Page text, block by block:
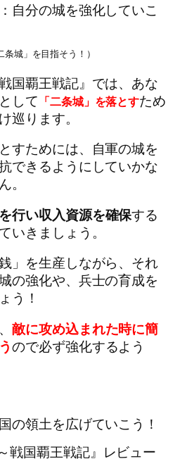
自分の城を強化していこ
条城」を目指そう！）
国覇王戦記』では、あな
して 「二条城」を落とすため
巡ります。
すためには、自軍の城を
できるようにしていかな
。
を行い収入資源を確保する
いきましょう。
」を生産しながら、それ
の強化や、兵士の育成を
う！
敵に攻め込まれた時に簡
ので必ず強化するよう
の領土を広げていこう！